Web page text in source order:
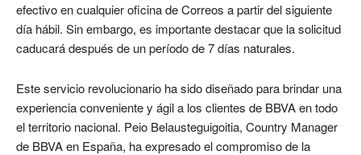
efectivo en cualquier oficina de Correos a partir del siguiente
día hábil. Sin embargo, es importante destacar que la solicitud
caducará después de un período de 7 días naturales.
Este servicio revolucionario ha sido diseñado para brindar una
experiencia conveniente y ágil a los clientes de BBVA en todo
el territorio nacional. Peio Belausteguigoitia, Country Manager
de BBVA en España, ha expresado el compromiso de la